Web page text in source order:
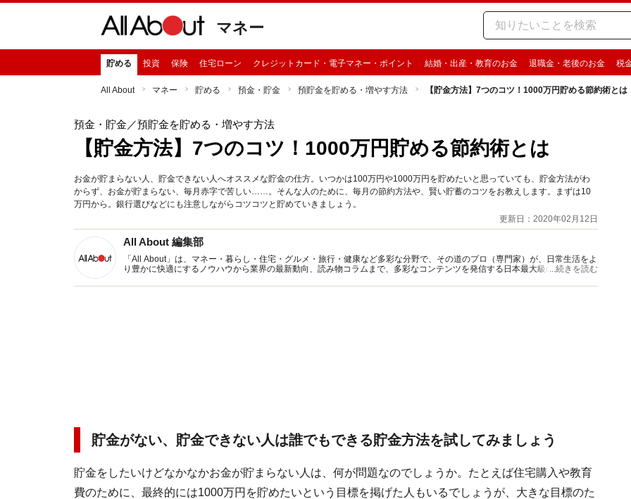
マネー
貯める 投資 保険 住宅ローン クレジットカード・電子マネー・ポイント 結婚・出産・教育のお金 退職金・老後のお金 税
All About マネー 貯める 預金・貯金 預貯金を貯める・増やす方法 【貯金方法】7つのコツ！1000万円貯める節約術とは
預金・貯金 ／預貯金を貯める・増やす方法
【貯金方法】7つのコツ！1000万円貯める節約術とは
お金が貯まらない人、貯金できない人へオススメな貯金の仕方。いつかは100万円や1000万円を貯めたいと思っていても、貯金方法がわ
からず、お金が貯まらない、毎月赤字で苦しい……。そんな人のために、毎月の節約方法や、賢い貯蓄のコツをお教えします。まずは10
万円から。銀行選びなどにも注意しながらコツコツと貯めていきましょう。
更新日：2020年02月12日
All About 編集部
「All About」は、マネー・暮らし・住宅・グルメ・旅行・健康など多彩な分野で、その道のプロ（専門家）が、日常生活をよ
り豊かに快適にするノウハウから業界の最新動向、読み物コラムまで、多彩なコンテンツを発信する日本最大級の総合情報サ
...続きを読む
貯金がない、貯金できない人は誰でもできる貯金方法を試してみましょう
貯金をしたいけどなかなかお金が貯まらない人は、何が問題なのでしょうか。たとえば住宅購入や教育
費のために、最終的には1000万円を貯めたいという目標を掲げた人もいるでしょうが、大きな目標のた